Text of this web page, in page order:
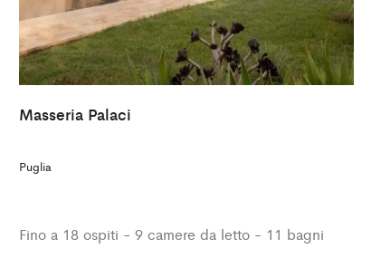
Masseria Palaci
Puglia
Fino a 18 ospiti - 9 camere da letto - 11 bagni